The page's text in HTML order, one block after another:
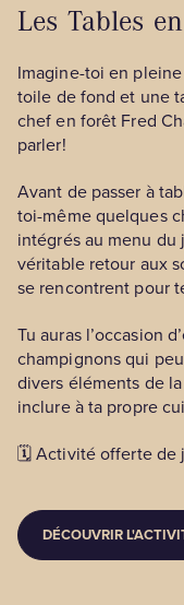
Les Tables
Imagine-toi en
toile de fond et une
chef en forêt Fred
parler!
Avant de passer à
toi-même quelques
intégrés au menu du
véritable retour aux
se rencontrent pour
Tu auras l’occasion
champignons qui
divers éléments de
inclure à ta propre
🗓️ Activité offerte de
DÉCOUVRIR